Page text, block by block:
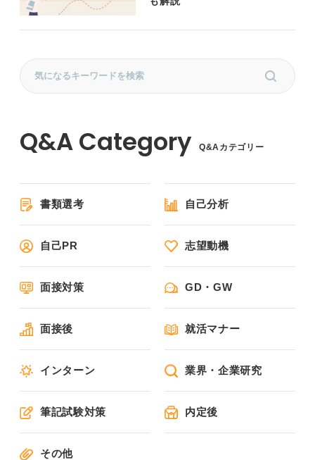
Q&Aカテゴリー
書類選考 自己分析
自己PR 志望動機
面接対策 GD・GW
面接後 就活マナー
インターン 業界・企業研究
筆記試験対策 内定後
その他